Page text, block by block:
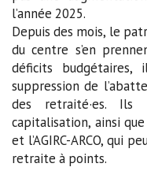
l’année 2025.
Depuis des mois, le
du centre s’en
déficits
suppression de
des retraité·es.
capitalisation, ainsi
et l’AGIRC-ARCO, qui
retraite à points.